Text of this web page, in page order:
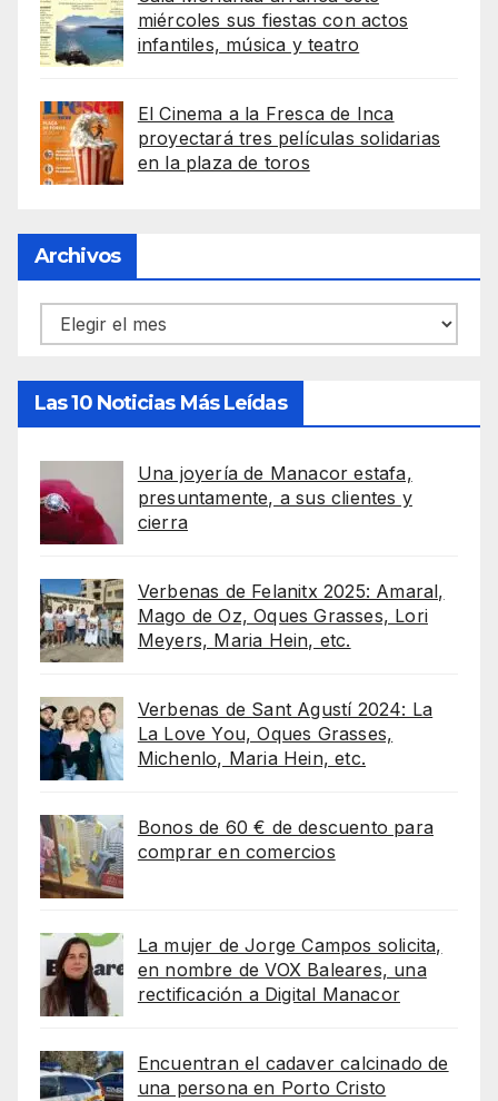
miércoles sus fiestas con actos
infantiles, música y teatro
El Cinema a la Fresca de Inca
proyectará tres películas solidarias
en la plaza de toros
Archivos
Archivos
Las 10 Noticias Más Leídas
Una joyería de Manacor estafa,
presuntamente, a sus clientes y
cierra
Verbenas de Felanitx 2025: Amaral,
Mago de Oz, Oques Grasses, Lori
Meyers, Maria Hein, etc.
Verbenas de Sant Agustí 2024: La
La Love You, Oques Grasses,
Michenlo, Maria Hein, etc.
Bonos de 60 € de descuento para
comprar en comercios
La mujer de Jorge Campos solicita,
en nombre de VOX Baleares, una
rectificación a Digital Manacor
Encuentran el cadaver calcinado de
una persona en Porto Cristo